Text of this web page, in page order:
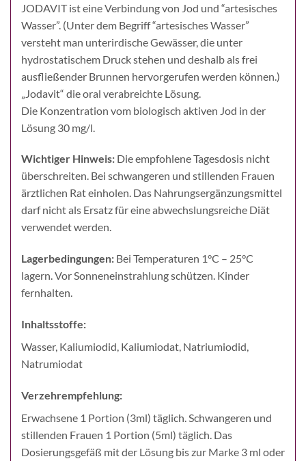
JODAVIT ist eine Verbindung von Jod und “artesisches
Wasser”. (Unter dem Begriff “artesisches Wasser”
versteht man unterirdische Gewässer, die unter
hydrostatischem Druck stehen und deshalb als frei
ausfließender Brunnen hervorgerufen werden können.)
„Jodavit“ die oral verabreichte Lösung.
Die Konzentration vom biologisch aktiven Jod in der
Lösung 30 mg/l.
Wichtiger Hinweis: Die empfohlene Tagesdosis nicht
überschreiten. Bei schwangeren und stillenden Frauen
ärztlichen Rat einholen. Das Nahrungsergänzungsmittel
darf nicht als Ersatz für eine abwechslungsreiche Diät
verwendet werden.
Lagerbedingungen: Bei Temperaturen 1°C – 25°C
lagern. Vor Sonneneinstrahlung schützen. Kinder
fernhalten.
Inhaltsstoffe:
Wasser, Kaliumiodid, Kaliumiodat, Natriumiodid,
Natrumiodat
Verzehrempfehlung:
Erwachsene 1 Portion (3ml) täglich. Schwangeren und
stillenden Frauen 1 Portion (5ml) täglich. Das
Dosierungsgefäß mit der Lösung bis zur Marke 3 ml oder